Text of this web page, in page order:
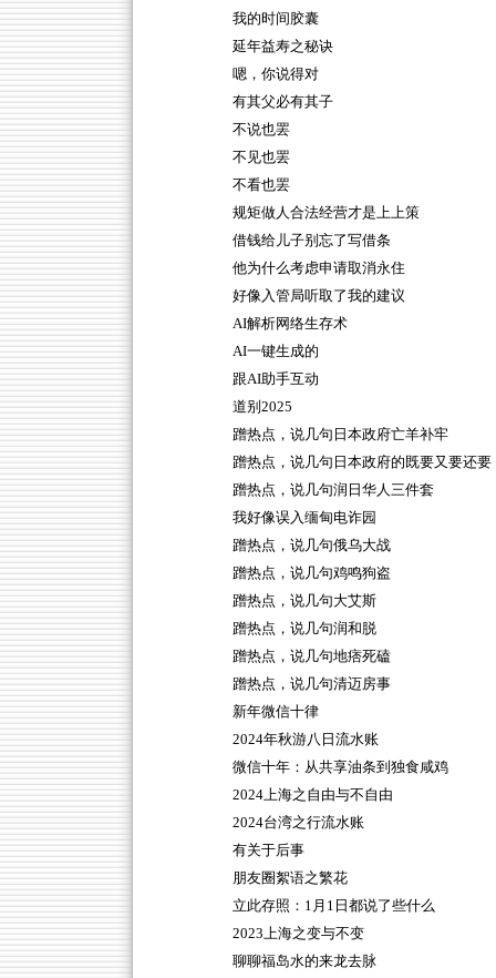
我的时间胶囊
延年益寿之秘诀
嗯，你说得对
有其父必有其子
不说也罢
不见也罢
不看也罢
规矩做人合法经营才是上上策
借钱给儿子别忘了写借条
他为什么考虑申请取消永住
好像入管局听取了我的建议
AI解析网络生存术
AI一键生成的
跟AI助手互动
道别2025
蹭热点，说几句日本政府亡羊补牢
蹭热点，说几句日本政府的既要又要还要
蹭热点，说几句润日华人三件套
我好像误入缅甸电诈园
蹭热点，说几句俄乌大战
蹭热点，说几句鸡鸣狗盗
蹭热点，说几句大艾斯
蹭热点，说几句润和脱
蹭热点，说几句地痞死磕
蹭热点，说几句清迈房事
新年微信十律
2024年秋游八日流水账
微信十年：从共享油条到独食咸鸡
2024上海之自由与不自由
2024台湾之行流水账
有关于后事
朋友圈絮语之繁花
立此存照：1月1日都说了些什么
2023上海之变与不变
聊聊福岛水的来龙去脉